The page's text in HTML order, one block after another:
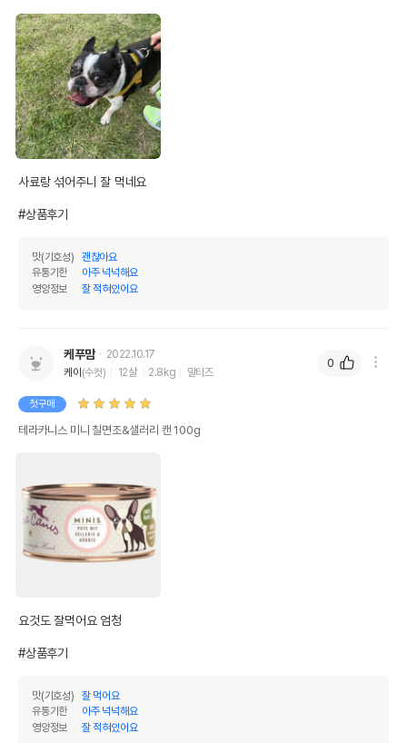
사료랑 섞어주니 잘 먹네요
#상품후기
맛(기호성)
괜찮아요
유통기한
아주 넉넉해요
영양정보
잘 적혀있어요
케푸맘
2022.10.17
케이(수컷) 12살 2.8kg 말티즈
첫구매
테라카니스 미니 칠면조&샐러리 캔 100g
요것도 잘먹어요 엄청
#상품후기
맛(기호성)
잘 먹어요
유통기한
아주 넉넉해요
영양정보
잘 적혀있어요
0